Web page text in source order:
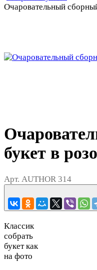
Очаровательный
букет в
Арт. AUTHOR 314
Классик
собрать
букет как
на фото